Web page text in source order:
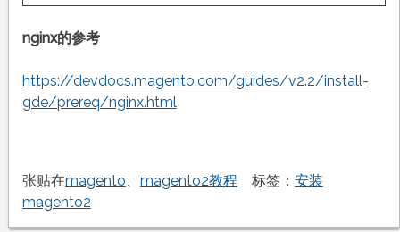
nginx的参考
https://devdocs.magento.com/guides/v2.2/install-
gde/prereq/nginx.html
张贴在magento、 magento2教程 标签： 安装
magento2